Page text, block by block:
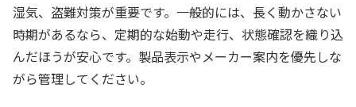
湿気、盗難対策が重要です。一般的には、長く動かさない
時期があるなら、定期的な始動や走行、状態確認を織り込
んだほうが安心です。製品表示やメーカー案内を優先しな
がら管理してください。